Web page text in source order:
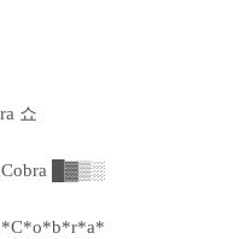
쇼
█▓▒░